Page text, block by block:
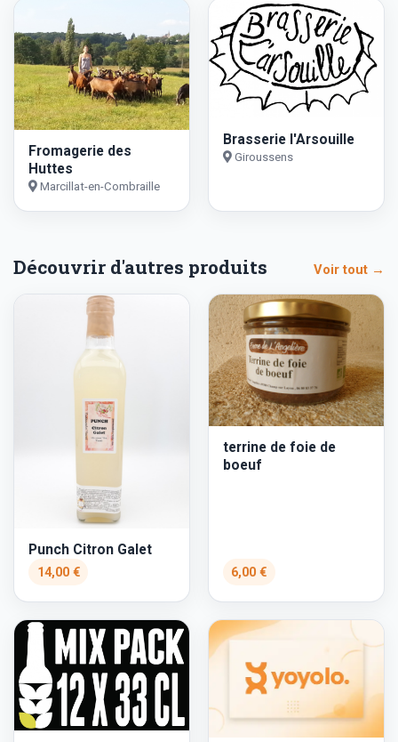
Fromagerie des
Huttes
Marcillat-en-Combraille
Brasserie l'Arsouille
Giroussens
Découvrir d'autres produits Voir tout →
Punch Citron Galet
14,00 €
terrine de foie de
boeuf
6,00 €